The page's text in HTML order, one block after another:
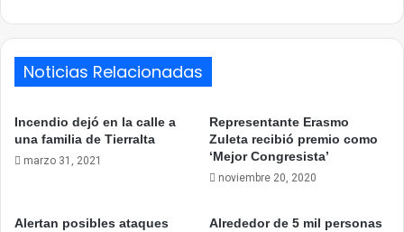
Noticias Relacionadas
Incendio dejó en la calle a
una familia de Tierralta
marzo 31, 2021
Representante Erasmo
Zuleta recibió premio como
‘Mejor Congresista’
noviembre 20, 2020
Alertan posibles ataques
Alrededor de 5 mil personas